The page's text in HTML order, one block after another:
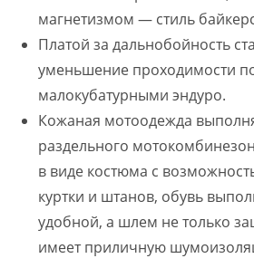
магнетизмом — стиль
Платой за дальнобойность
уменьшение проходимости
малокубатурными эндуро.
Кожаная мотоодежда
раздельного
в виде костюма с
куртки и штанов, обувь
удобной, а шлем не только
имеет приличную